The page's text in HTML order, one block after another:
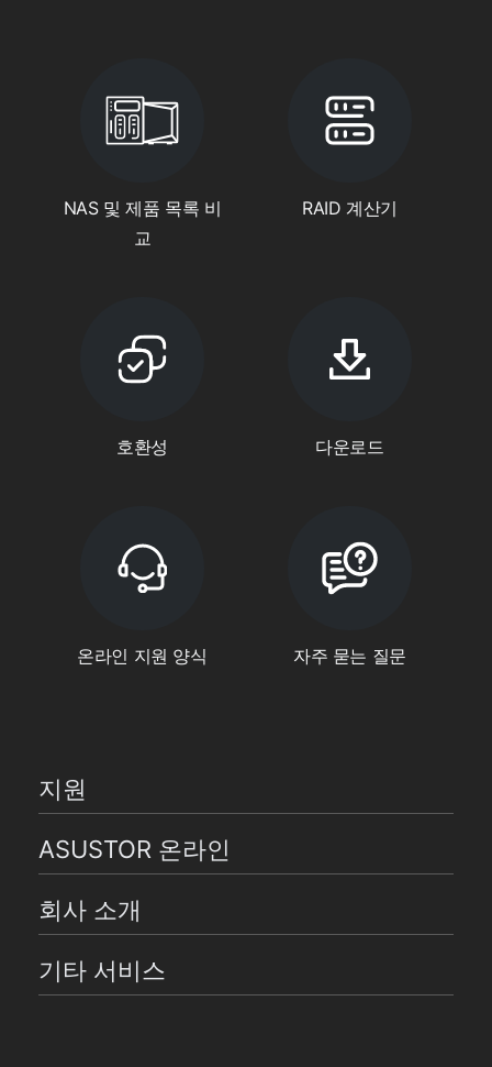
NAS 및 제품 목록 비
교
RAID 계산기
호환성 다운로드
온라인 지원 양식 자주 묻는 질문
지원
ASUSTOR 온라인
회사 소개
기타 서비스